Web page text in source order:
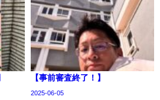
【事前審査終了！】
2025-06-05